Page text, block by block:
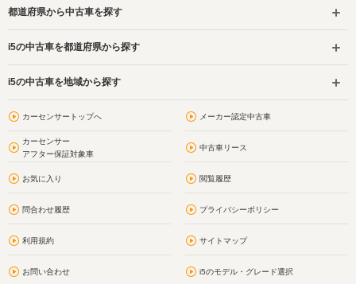
都道府県から中古車を探す
i5の中古車を都道府県から探す
i5の中古車を地域から探す
カーセンサートップへ メーカー認定中古車
カーセンサー
アフター保証対象車
中古車リース
お気に入り 閲覧履歴
問合わせ履歴 プライバシーポリシー
利用規約 サイトマップ
お問い合わせ i5のモデル・グレード選択